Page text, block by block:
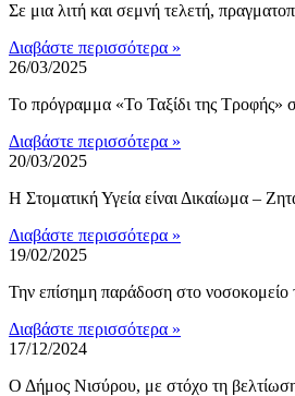
Σε μια λιτή και σεμνή τελετή,
Διαβάστε περισσότερα »
26/03/2025
Το πρόγραμμα «Το Ταξίδι της Τροφής»
Διαβάστε περισσότερα »
20/03/2025
Η Στοματική Υγεία είναι Δικαίωμα –
Διαβάστε περισσότερα »
19/02/2025
Την επίσημη παράδοση στο
Διαβάστε περισσότερα »
17/12/2024
Ο Δήμος Νισύρου, με στόχο τη